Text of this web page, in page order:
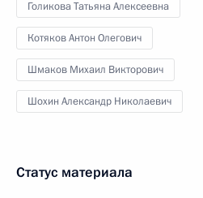
Голикова Татьяна Алексеевна
Котяков Антон Олегович
Шмаков Михаил Викторович
Шохин Александр Николаевич
Статус материала